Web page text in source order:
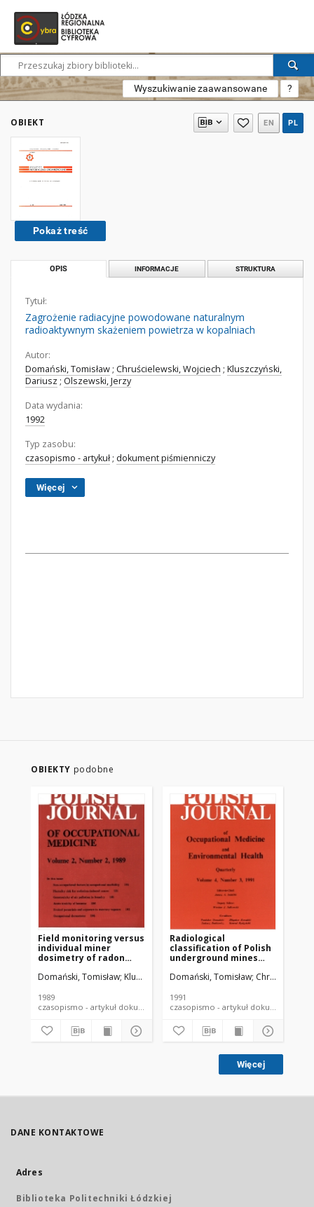
Wyszukiwanie zaawansowane ?
OBIEKT EN PL
Pokaż treść
OPIS INFORMACJE STRUKTURA
Tytuł:
Zagrożenie radiacyjne powodowane naturalnym
radioaktywnym skażeniem powietrza w kopalniach
Autor:
Domański, Tomisław ; Chruścielewski, Wojciech ; Kluszczyński,
Dariusz ; Olszewski, Jerzy
Data wydania:
1992
Typ zasobu:
czasopismo - artykuł ; dokument piśmienniczy
Więcej
OBIEKTY podobne
Field monitoring versus
individual miner
dosimetry of radon
mines
Domański, Tomisław Kluszczyński, Dariusz Olszewski, Jerzy
1989
czasopismo - artykuł dokument piśmienniczy
Radiological
classification of Polish
underground mines
of surveillance
Domański, Tomisław
1991
czasopismo - artykuł
Więcej
DANE KONTAKTOWE
Adres
Biblioteka Politechniki Łódzkiej